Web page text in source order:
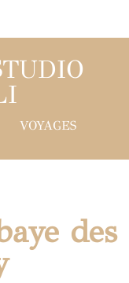
VOYAGES
des